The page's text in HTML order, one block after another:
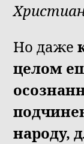
Но даже
целом
народу,